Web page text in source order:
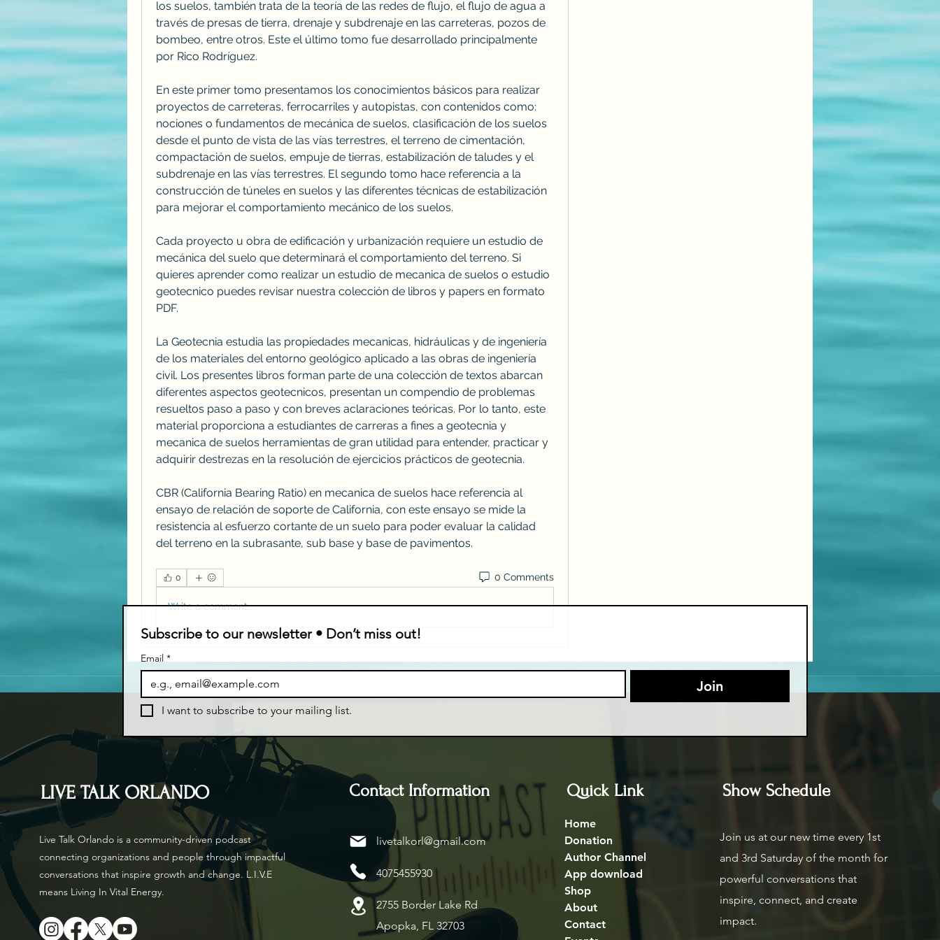
los suelos, también trata de la teoría de las redes de flujo, el flujo de agua a
través de presas de tierra, drenaje y subdrenaje en las carreteras, pozos de
bombeo, entre otros. Este el último tomo fue desarrollado principalmente
por Rico Rodríguez.
En este primer tomo presentamos los conocimientos básicos para realizar
proyectos de carreteras, ferrocarriles y autopistas, con contenidos como:
nociones o fundamentos de mecánica de suelos, clasificación de los suelos
desde el punto de vista de las vías terrestres, el terreno de cimentación,
compactación de suelos, empuje de tierras, estabilización de taludes y el
subdrenaje en las vías terrestres. El segundo tomo hace referencia a la
construcción de túneles en suelos y las diferentes técnicas de estabilización
para mejorar el comportamiento mecánico de los suelos.
Cada proyecto u obra de edificación y urbanización requiere un estudio de
mecánica del suelo que determinará el comportamiento del terreno. Si
quieres aprender como realizar un estudio de mecanica de suelos o estudio
geotecnico puedes revisar nuestra colección de libros y papers en formato
PDF.
La Geotecnia estudia las propiedades mecanicas, hidráulicas y de ingeniería
de los materiales del entorno geológico aplicado a las obras de ingeniería
civil. Los presentes libros forman parte de una colección de textos abarcan
diferentes aspectos geotecnicos, presentan un compendio de problemas
resueltos paso a paso y con breves aclaraciones teóricas. Por lo tanto, este
material proporciona a estudiantes de carreras a fines a geotecnia y
mecanica de suelos herramientas de gran utilidad para entender, practicar y
adquirir destrezas en la resolución de ejercicios prácticos de geotecnia.
CBR (California Bearing Ratio) en mecanica de suelos hace referencia al
ensayo de relación de soporte de California, con este ensayo se mide la
resistencia al esfuerzo cortante de un suelo para poder evaluar la calidad
del terreno en la subrasante, sub base y base de pavimentos.
0 0 Comments
Write a comment...
Subscribe to our newsletter • Don’t miss out!
Email *
Join
I want to subscribe to your mailing list.
LIVE TALK ORLANDO
Live Talk Orlando is a community-driven podcast
connecting organizations and people through impactful
conversations that inspire growth and change. L.I.V.E
means Living In Vital Energy.
Contact Information
livetalkorl@gmail.com
4075455930
2755 Border Lake Rd
Apopka, FL 32703
Quick Link
Home
Donation
Author Channel
App download
Shop
About
Contact
Show Schedule
Join us at our new time every 1st
and 3rd Saturday of the month for
powerful conversations that
inspire, connect, and create
impact.